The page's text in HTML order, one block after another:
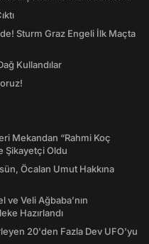
Sturm Graz Engeli İlk Maçta
Kullandılar
Mekandan “Rahmi Koç
Şikayetçi Oldu
Öcalan Umut Hakkına
ve Veli Ağbaba’nın
Hazırlandı
20'den Fazla Dev UFO'yu